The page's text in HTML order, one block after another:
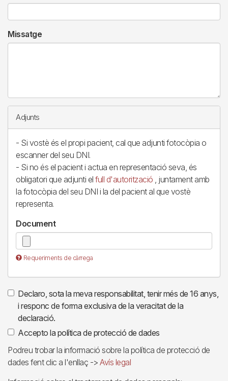
Missatge
Adjunts
- Si vostè és el propi pacient, cal que adjunti fotocòpia o
escanner del seu DNI.
- Si no és el pacient i actua en representació seva, és
obligatori que adjunti el full d'autorització , juntament amb
la fotocòpia del seu DNI i la del pacient al que vostè
representa.
Document
Requeriments de càrrega
Declaro, sota la meva responsabilitat, tenir més de 16 anys,
i responc de forma exclusiva de la veracitat de la
declaració.
Accepto la política de protecció de dades
Podreu trobar la informació sobre la política de protecció de
dades fent clic a l'enllaç -> Avís legal